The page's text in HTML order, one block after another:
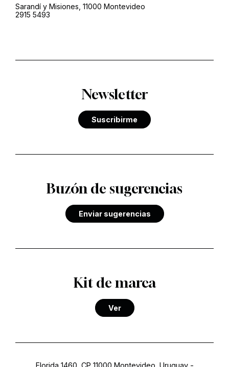
Sarandí y Misiones, 11000 Montevideo
2915 5493
Newsletter
Suscribirme
Buzón de sugerencias
Enviar sugerencias
Kit de marca
Ver
Florida 1460, CP 11000 Montevideo, Uruguay-